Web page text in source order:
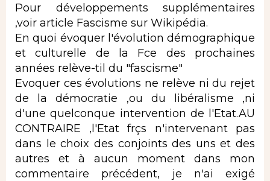
Pour développements supplémentaires
,voir article Fascisme sur Wikipédia.
En quoi évoquer l'évolution démographique
et culturelle de la Fce des prochaines
années relève-til du "fascisme"
Evoquer ces évolutions ne relève ni du rejet
de la démocratie ,ou du libéralisme ,ni
d'une quelconque intervention de l'Etat.AU
CONTRAIRE ,l'Etat frçs n'intervenant pas
dans le choix des conjoints des uns et des
autres et à aucun moment dans mon
commentaire précédent, je n'ai exigé